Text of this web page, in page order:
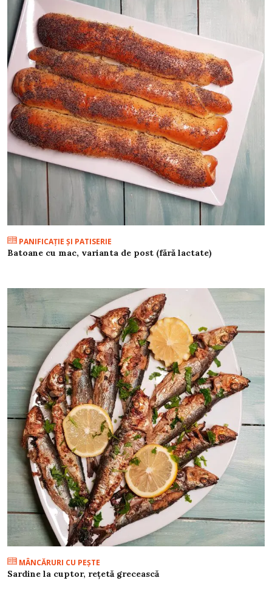
PANIFICAŢIE ŞI PATISERIE
Batoane cu mac, varianta de post (fără lactate)
MÂNCĂRURI CU PEŞTE
Sardine la cuptor, rețetă grecească